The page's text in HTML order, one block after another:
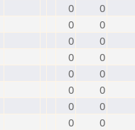
0
0
0
0
0
0
0
0
0
0
0
0
0
0
0
0